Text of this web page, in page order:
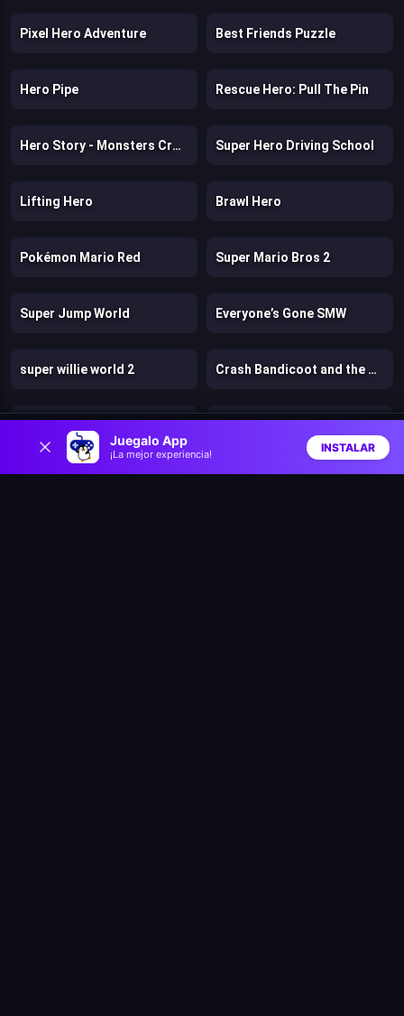
Juegalo App
¡La mejor experiencia!
INSTALAR
Pixel Hero Adventure Best Friends Puzzle
Hero Pipe Rescue Hero: Pull The Pin
Hero Story - Monsters Crossing Super Hero Driving School
Lifting Hero Brawl Hero
Pokémon Mario Red Super Mario Bros 2
Super Jump World Everyone’s Gone SMW
super willie world 2 Crash Bandicoot and the Retro Dimension